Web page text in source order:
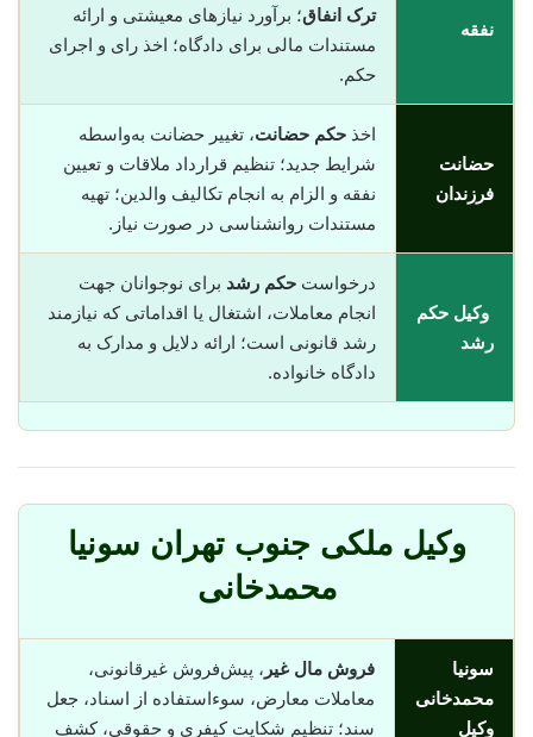
نفقه
ترک انفاق؛ برآورد نیازهای معیشتی و ارائه
مستندات مالی برای دادگاه؛ اخذ رای و اجرای
حکم.
حضانت
فرزندان
اخذ حکم حضانت، تغییر حضانت به‌واسطه
شرایط جدید؛ تنظیم قرارداد ملاقات و تعیین
نفقه و الزام به انجام تکالیف والدین؛ تهیه
مستندات روانشناسی در صورت نیاز.
وکیل حکم
رشد
درخواست حکم رشد برای نوجوانان جهت
انجام معاملات، اشتغال یا اقداماتی که نیازمند
رشد قانونی است؛ ارائه دلایل و مدارک به
دادگاه خانواده.
وکیل ملکی جنوب تهران سونیا
محمدخانی
سونیا
محمدخانی
وکیل
فروش مال غیر ، پیش‌فروش غیرقانونی،
معاملات معارض، سوء‌استفاده از اسناد، جعل
سند؛ تنظیم شکایت کیفری و حقوقی، کشف